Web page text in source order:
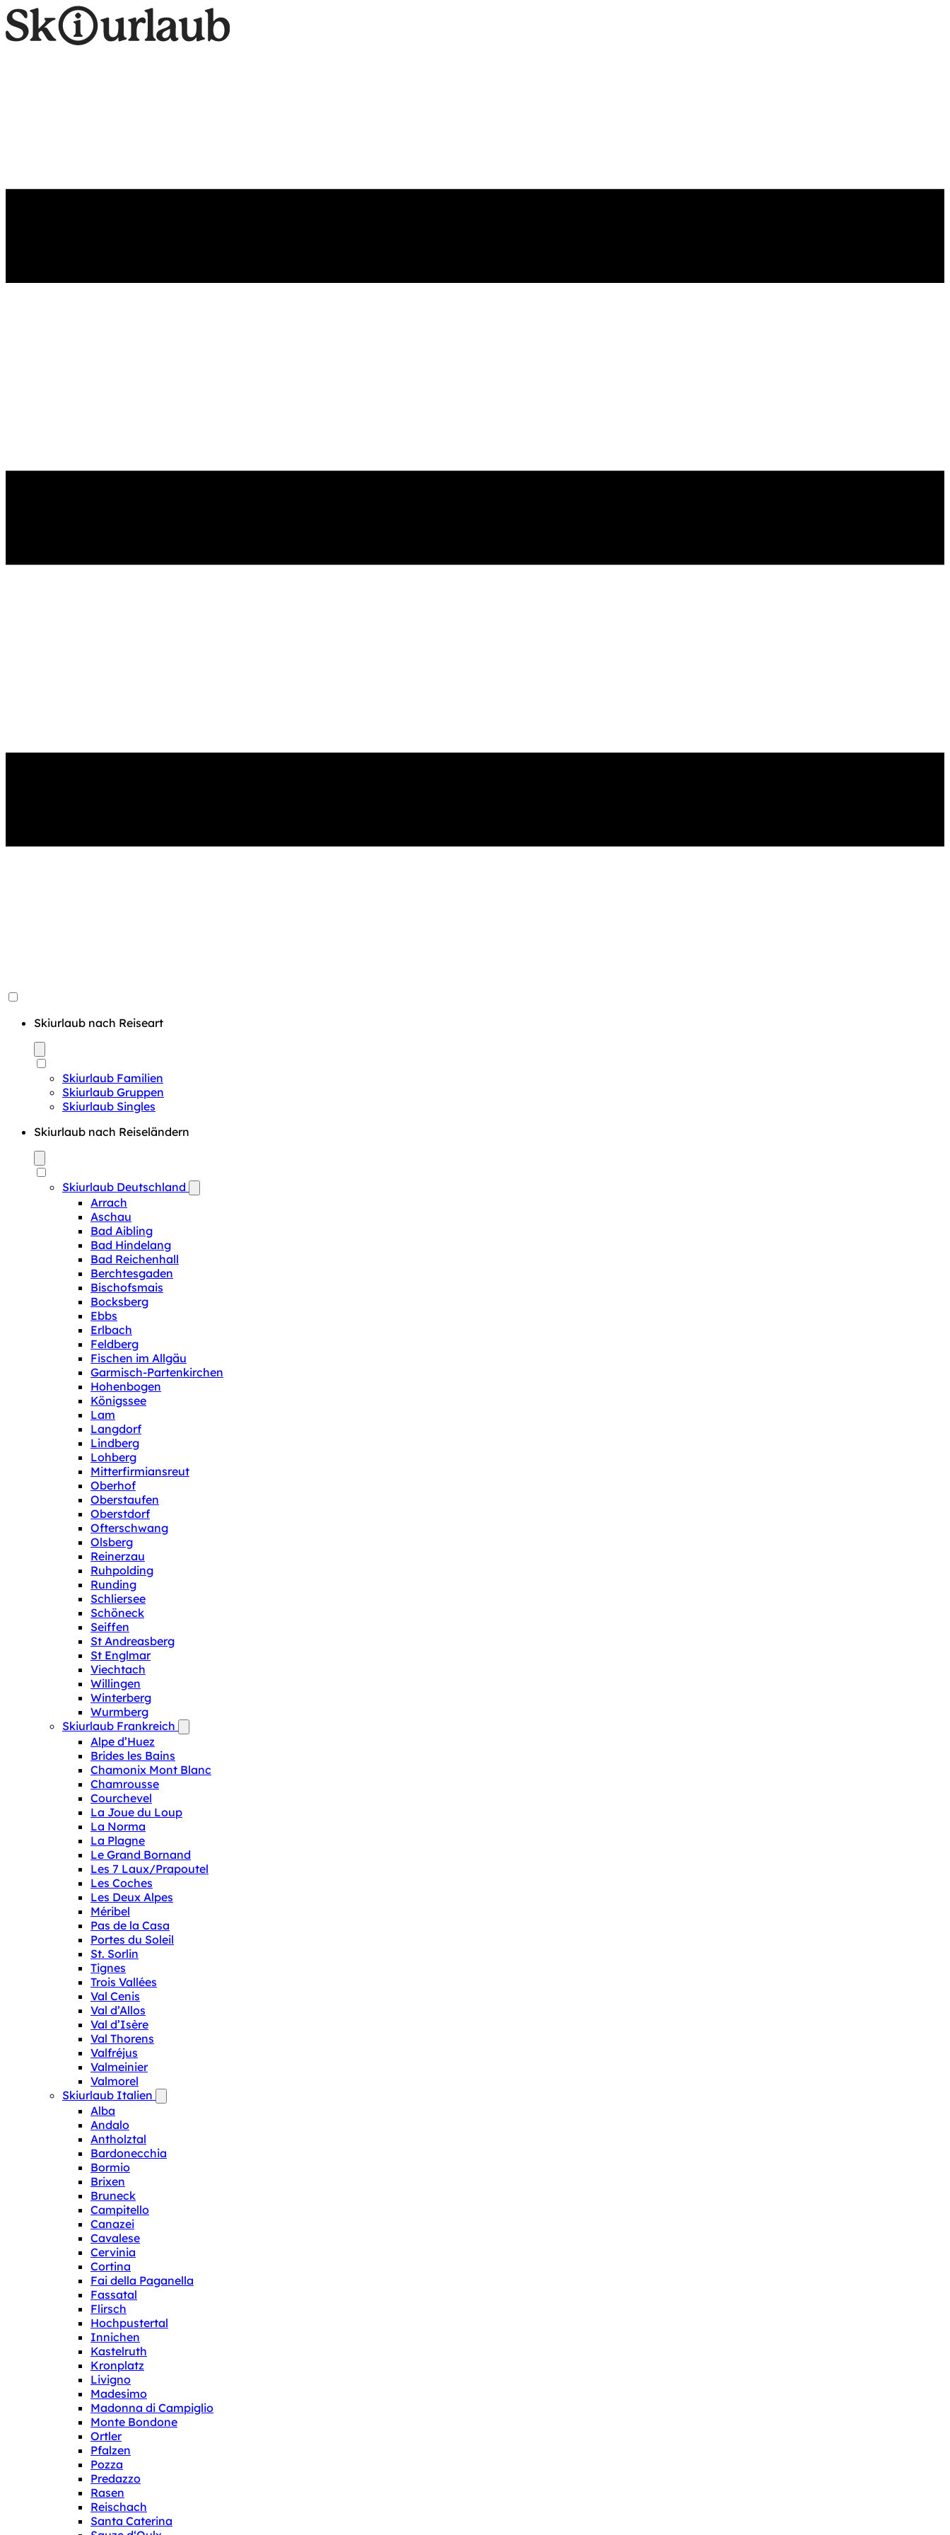
Skiurlaub nach Reiseart
Skiurlaub Familien
Skiurlaub Gruppen
Skiurlaub Singles
Skiurlaub nach Reiseländern
Skiurlaub Deutschland
Arrach
Aschau
Bad Aibling
Bad Hindelang
Bad Reichenhall
Berchtesgaden
Bischofsmais
Bocksberg
Ebbs
Erlbach
Feldberg
Fischen im Allgäu
Garmisch-Partenkirchen
Hohenbogen
Königssee
Lam
Langdorf
Lindberg
Lohberg
Mitterfirmiansreut
Oberhof
Oberstaufen
Oberstdorf
Ofterschwang
Olsberg
Reinerzau
Ruhpolding
Runding
Schliersee
Schöneck
Seiffen
St Andreasberg
St Englmar
Viechtach
Willingen
Winterberg
Wurmberg
Skiurlaub Frankreich
Alpe d’Huez
Brides les Bains
Chamonix Mont Blanc
Chamrousse
Courchevel
La Joue du Loup
La Norma
La Plagne
Le Grand Bornand
Les 7 Laux/Prapoutel
Les Coches
Les Deux Alpes
Méribel
Pas de la Casa
Portes du Soleil
St. Sorlin
Tignes
Trois Vallées
Val Cenis
Val d’Allos
Val d’Isère
Val Thorens
Valfréjus
Valmeinier
Valmorel
Skiurlaub Italien
Alba
Andalo
Antholztal
Bardonecchia
Bormio
Brixen
Bruneck
Campitello
Canazei
Cavalese
Cervinia
Cortina
Fai della Paganella
Fassatal
Flirsch
Hochpustertal
Innichen
Kastelruth
Kronplatz
Livigno
Madesimo
Madonna di Campiglio
Monte Bondone
Ortler
Pfalzen
Pozza
Predazzo
Rasen
Reischach
Santa Caterina